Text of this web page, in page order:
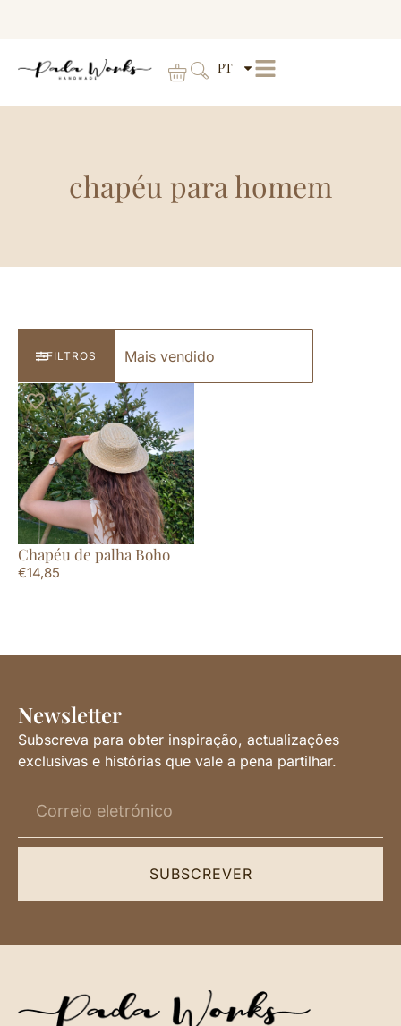
PT
chapéu para homem
FILTROS
Chapéu de palha Boho
€14,85
Newsletter
Subscreva para obter inspiração, actualizações
exclusivas e histórias que vale a pena partilhar.
SUBSCREVER